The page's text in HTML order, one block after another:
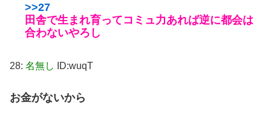
>>27
田舎で生まれ育ってコミュ力あれば逆に都会は
合わないやろし
28: 名無し ID:wuqT
お金がないから